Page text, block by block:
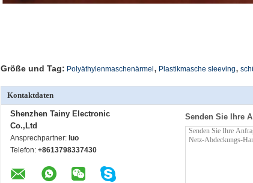
Größe und Tag: Polyäthylenmaschenärmel , Plastikmasche sleeving,
Kontaktdaten
Shenzhen Tainy Electronic
Co.,Ltd
Ansprechpartner: luo
Telefon: +8613798337430
Senden Sie Ihre